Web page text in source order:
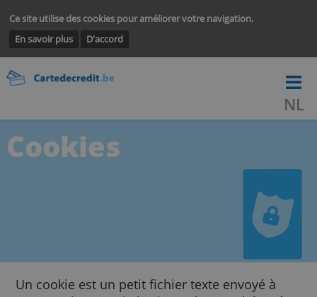
Ce site utilise des cookies pour améliorer votre navigation.
En savoir plus
D'accord
Cookies